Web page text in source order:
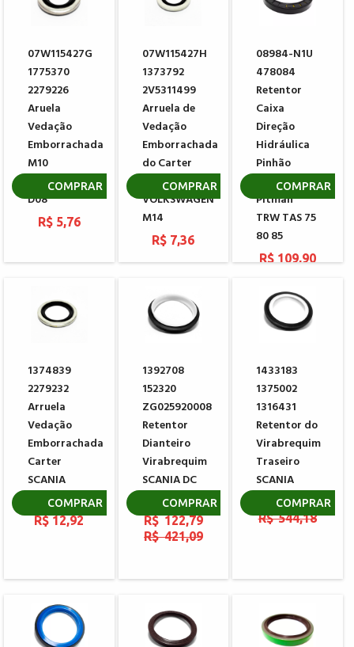
07W115427G
1775370
2279226
Aruela
Vedação
Emborrachada
M10
VOLKSWAGEN
D08
R$ 5,76
COMPRAR
07W115427H
1373792
2V5311499
Arruela de
Vedação
Emborrachada
do Carter
do Motor
VOLKSWAGEN
M14
R$ 7,36
COMPRAR
08984-N1U
478084
Retentor
Caixa
Direção
Hidráulica
Pinhão
Braço
Pitman
TRW TAS 75
80 85
R$ 109,90
COMPRAR
1374839
2279232
Arruela
Vedação
Emborrachada
Carter
SCANIA
SERIE 4 M22
R$ 12,92
COMPRAR
1392708
152320
ZG025920008
Retentor
Dianteiro
Virabrequim
SCANIA DC
9|11|12|16
R$ 122,79
R$ 421,09
COMPRAR
1433183
1375002
1316431
Retentor do
Virabrequim
Traseiro
SCANIA
R$ 158,54
R$ 544,18
COMPRAR